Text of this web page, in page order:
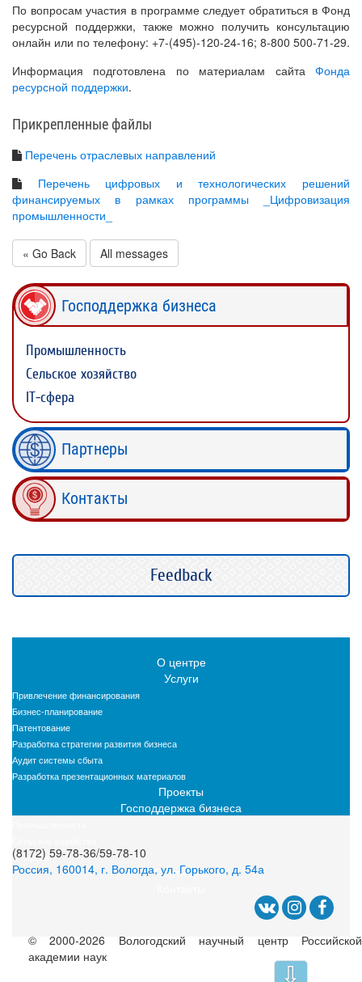
По вопросам участия в программе следует обратиться в Фонд
ресурсной поддержки, также можно получить консультацию
онлайн или по телефону: +7-(495)-120-24-16; 8-800 500-71-29.
Информация подготовлена по материалам сайта Фонда
ресурсной поддержки.
Прикрепленные файлы
Перечень отраслевых направлений
Перечень цифровых и технологических решений
финансируемых в рамках программы _Цифровизация
промышленности_
« Go Back All messages
Господдержка бизнеса
Промышленность
Сельское хозяйство
IT-сфера
Партнеры
Контакты
Feedback
О центре
Услуги
Привлечение финансирования
Бизнес-планирование
Патентование
Разработка стратегии развития бизнеса
Аудит системы сбыта
Разработка презентационных материалов
Проекты
Господдержка бизнеса
IT-сфера
Партнеры
(8172) 59-78-36/59-78-10
Россия, 160014, г. Вологда, ул. Горького, д. 54а
© 2000-2026 Вологодский научный центр Российской
академии наук
⇩